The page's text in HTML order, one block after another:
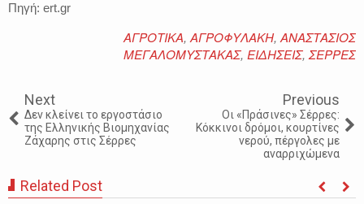
Πηγή: ert.gr
ΑΓΡΟΤΙΚΑ, ΑΓΡΟΦΥΛΑΚΗ, ΑΝΑΣΤΑΣΙΟΣ
ΜΕΓΑΛΟΜΥΣΤΑΚΑΣ, ΕΙΔΗΣΕΙΣ, ΣΕΡΡΕΣ
Next
Δεν κλείνει το εργοστάσιο
της Ελληνικής Βιομηχανίας
Ζάχαρης στις Σέρρες
Previous
Οι «Πράσινες» Σέρρες:
Κόκκινοι δρόμοι, κουρτίνες
νερού, πέργολες με
αναρριχώμενα
Related Post